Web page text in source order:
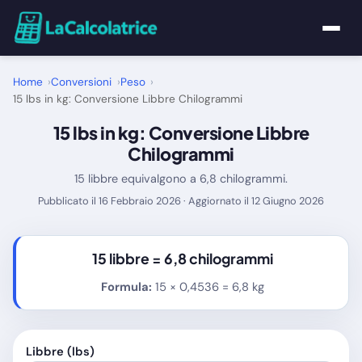
Home
Calcolatrici
Utility
Home Conversioni
Peso
15 lbs in kg: Conversione Libbre Chilogrammi
15 lbs in kg: Conversione Libbre
Chilogrammi
15 libbre equivalgono a 6,8 chilogrammi.
Pubblicato il 16 Febbraio 2026 · Aggiornato il 12 Giugno 2026
15 libbre = 6,8 chilogrammi
Formula: 15 × 0,4536 = 6,8 kg
Libbre (lbs)